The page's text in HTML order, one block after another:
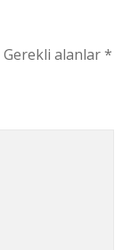
Gerekli alanlar*